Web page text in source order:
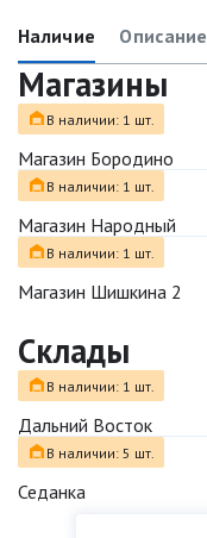
Наличие Описание
Магазины
В наличии: 1 шт.
Магазин Бородино
В наличии: 1 шт.
Магазин Народный
В наличии: 1 шт.
Магазин Шишкина 2
Склады
В наличии: 1 шт.
Дальний Восток
В наличии: 5 шт.
Седанка